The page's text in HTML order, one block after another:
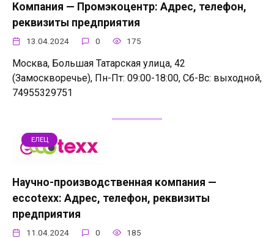
Компания — Промэкоцентр: Адрес, телефон,
реквизиты предприятия
13.04.2024 0 175
Москва, Большая Татарская улица, 42
(Замоскворечье), Пн-Пт: 09:00-18:00, Сб-Вс: выходной,
74955329751
ЕЛЕЦ
Научно-производственная компания —
eccotexx: Адрес, телефон, реквизиты
предприятия
11.04.2024 0 185